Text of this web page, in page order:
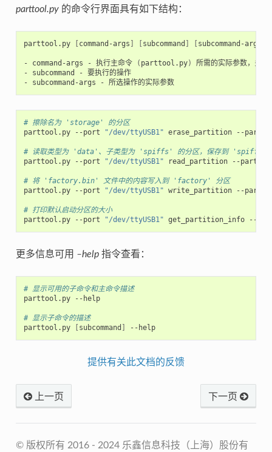
parttool.py的命令行界面具有如下结构：
parttool.py [command-args ] [subcommand ] [subcommand-args
- command-args - 执行主命令 ( parttool.py)
所需的实际参数，多与
- subcommand - 要执行的操作
- subcommand-args - 所选操作的实际参数
# 擦除名为 'storage' 的分区
parttool.py --port
"/dev/ttyUSB1" erase_partition --
# 读取类型为 'data'、子类型为 'spiffs' 的分区，保存到
parttool.py --port
"/dev/ttyUSB1" read_partition --
# 将 'factory.bin' 文件中的内容写入到 'factory' 分区
parttool.py --port
"/dev/ttyUSB1" write_partition --
# 打印默认启动分区的大小
parttool.py --port
"/dev/ttyUSB1"
更多信息可用 –help指令查看：
# 显示可用的子命令和主命令描述
parttool.py --help
# 显示子命令的描述
parttool.py
[subcommand ] --help
提供有关此文档的反馈
上一页 下一页
© 版权所有 2016 - 2024 乐鑫信息科技（上海）股份有